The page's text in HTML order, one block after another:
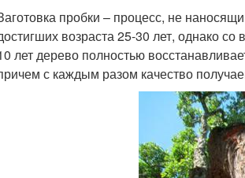
пробки – процесс, не
возраста 25-30 лет, однако
лет дерево полностью
с каждым разом качество